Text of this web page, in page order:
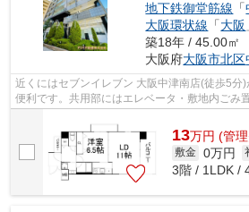
地下鉄御堂筋線 「
大阪環状線 「大阪
築18年 / 45.00㎡
大阪府大阪市北区
近くにはセブンイレブン 大阪中津南店(徒歩5分
便利です。共用部にはエレベータ・敷地内ごみ
13万円 (管
敷金 0万円
3階 / 1LDK /